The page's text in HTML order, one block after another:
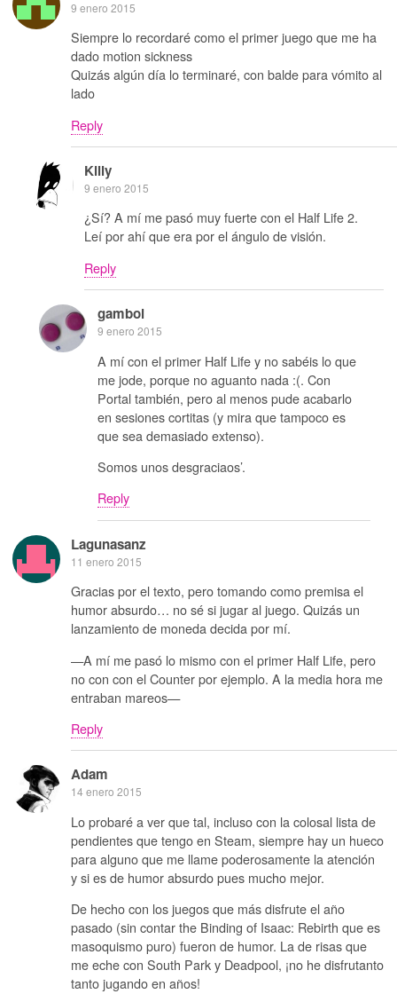
9 enero 2015
Siempre lo recordaré como el primer juego que me ha
dado motion sickness
Quizás algún día lo terminaré, con balde para vómito al
lado
Reply
Killy
9 enero 2015
¿Sí? A mí me pasó muy fuerte con el Half Life 2.
Leí por ahí que era por el ángulo de visión.
Reply
gamboi
9 enero 2015
A mí con el primer Half Life y no sabéis lo que
me jode, porque no aguanto nada :(. Con
Portal también, pero al menos pude acabarlo
en sesiones cortitas (y mira que tampoco es
que sea demasiado extenso).
Somos unos desgraciaos’.
Reply
Lagunasanz
11 enero 2015
Gracias por el texto, pero tomando como premisa el
humor absurdo… no sé si jugar al juego. Quizás un
lanzamiento de moneda decida por mí.
—A mí me pasó lo mismo con el primer Half Life, pero
no con con el Counter por ejemplo. A la media hora me
entraban mareos—
Reply
Adam
14 enero 2015
Lo probaré a ver que tal, incluso con la colosal lista de
pendientes que tengo en Steam, siempre hay un hueco
para alguno que me llame poderosamente la atención
y si es de humor absurdo pues mucho mejor.
De hecho con los juegos que más disfrute el año
pasado (sin contar the Binding of Isaac: Rebirth que es
masoquismo puro) fueron de humor. La de risas que
me eche con South Park y Deadpool, ¡no he disfrutanto
tanto jugando en años!